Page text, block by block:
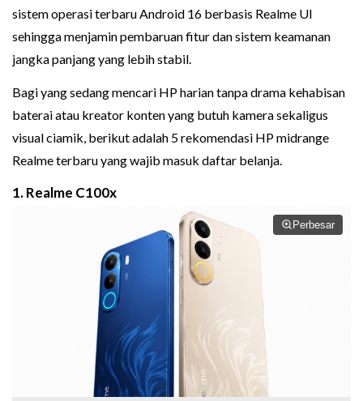
sistem operasi terbaru Android 16 berbasis Realme UI
sehingga menjamin pembaruan fitur dan sistem keamanan
jangka panjang yang lebih stabil.
Bagi yang sedang mencari HP harian tanpa drama kehabisan
baterai atau kreator konten yang butuh kamera sekaligus
visual ciamik, berikut adalah 5 rekomendasi HP midrange
Realme terbaru yang wajib masuk daftar belanja.
1. Realme C100x
Perbesar